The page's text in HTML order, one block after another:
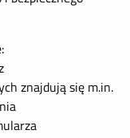
znajdują się m.in.